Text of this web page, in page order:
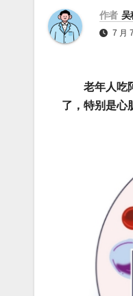
作者 吴
7 月
老年人吃
了，特别是心